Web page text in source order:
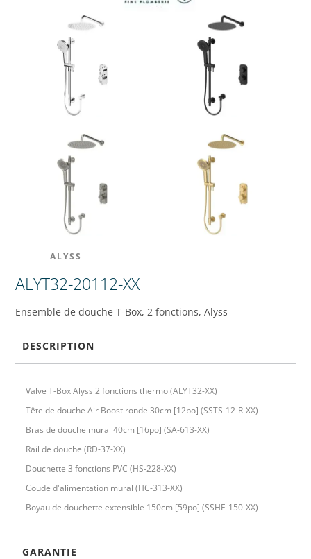
ALYSS
ALYT32-20112-XX
Ensemble de douche T-Box, 2 fonctions, Alyss
DESCRIPTION
Valve T-Box Alyss 2 fonctions thermo (ALYT32-XX)
Tête de douche Air Boost ronde 30cm [12po] (SSTS-12-R-XX)
Bras de douche mural 40cm [16po] (SA-613-XX)
Rail de douche (RD-37-XX)
Douchette 3 fonctions PVC (HS-228-XX)
Coude d'alimentation mural (HC-313-XX)
Boyau de douchette extensible 150cm [59po] (SSHE-150-XX)
GARANTIE